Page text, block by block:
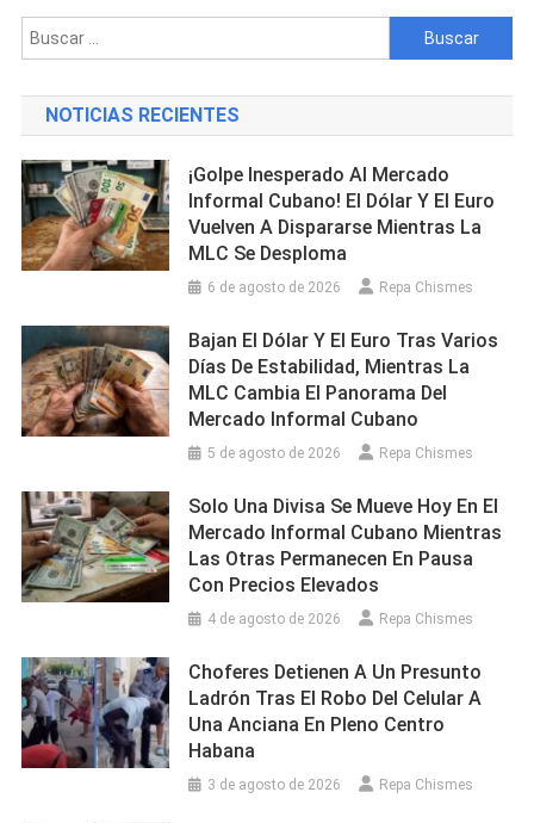
Buscar:
NOTICIAS RECIENTES
¡Golpe Inesperado Al Mercado
Informal Cubano! El Dólar Y El Euro
Vuelven A Dispararse Mientras La
MLC Se Desploma
6 de agosto de 2026 Repa Chismes
Bajan El Dólar Y El Euro Tras Varios
Días De Estabilidad, Mientras La
MLC Cambia El Panorama Del
Mercado Informal Cubano
5 de agosto de 2026 Repa Chismes
Solo Una Divisa Se Mueve Hoy En El
Mercado Informal Cubano Mientras
Las Otras Permanecen En Pausa
Con Precios Elevados
4 de agosto de 2026 Repa Chismes
Choferes Detienen A Un Presunto
Ladrón Tras El Robo Del Celular A
Una Anciana En Pleno Centro
Habana
3 de agosto de 2026 Repa Chismes